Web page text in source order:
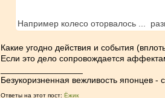
Например колесо оторвалось ...
Какие угодно действия и события
Если это дело сопровождается
Безукоризненная вежливость японцев -
Ответы на этот пост: Ёжик